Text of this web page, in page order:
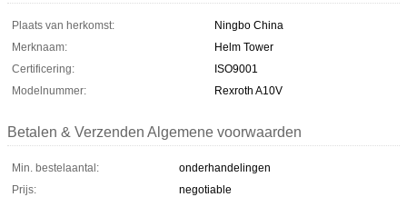
Plaats van herkomst:
Ningbo China
Merknaam:
Helm Tower
Certificering:
ISO9001
Modelnummer:
Rexroth A10V
Betalen & Verzenden Algemene voorwaarden
Min. bestelaantal:
onderhandelingen
Prijs:
negotiable